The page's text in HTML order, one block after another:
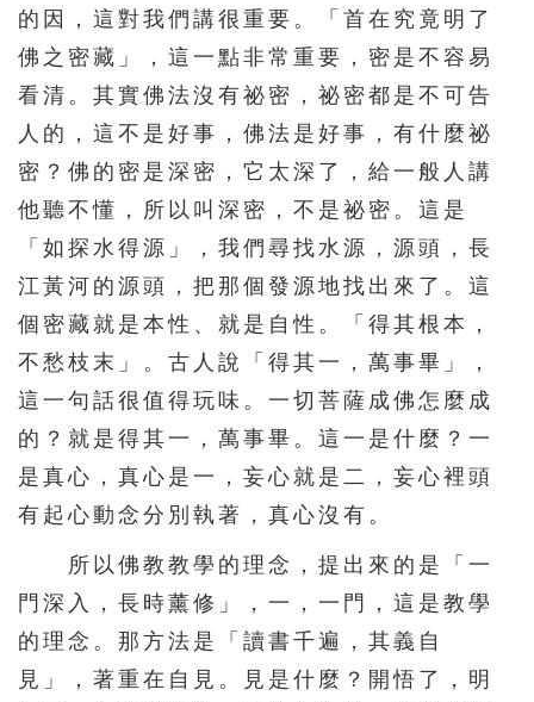
451 452 453 454 455
456 457 458 459 460
461 462 463 464 465
466 467 468 469 470
476 477 478 479 480
481 482 483 484 485
486 487 488 489 490
491 492 493 494 495
501 502 503 505
506 507 508 509
511 512 513 514 515
516 517 518 519 520
521 522 523 524
526 527 528 529 530
的因，這對我們講很重要。「首在究竟明了
佛之密藏」，這一點非常重要，密是不容易
看清。其實佛法沒有祕密，祕密都是不可告
人的，這不是好事，佛法是好事，有什麼祕
密？佛的密是深密，它太深了，給一般人講
他聽不懂，所以叫深密，不是祕密。這是
「如探水得源」，我們尋找水源，源頭，長
江黃河的源頭，把那個發源地找出來了。這
個密藏就是本性、就是自性。「得其根本，
不愁枝末」。古人說「得其一，萬事畢」，
這一句話很值得玩味。一切菩薩成佛怎麼成
的？就是得其一，萬事畢。這一是什麼？一
是真心，真心是一，妄心就是二，妄心裡頭
有起心動念分別執著，真心沒有。
所以佛教教學的理念，提出來的是「一
門深入，長時薰修」，一，一門，這是教學
的理念。那方法是「讀書千遍，其義自
見」，著重在自見。見是什麼？開悟了，明